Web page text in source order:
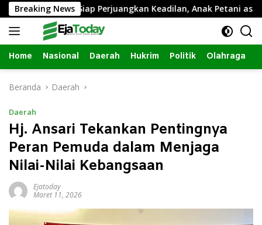
Langsung
ke
konten
Breaking News
Inagatha Siap Perjuangkan Keadilan, Anak Petani asal
Home Nasional Daerah Hukrim Politik Olahraga
Beranda Daerah
Daerah
Hj. Ansari Tekankan Pentingnya
Peran Pemuda dalam Menjaga
Nilai-Nilai Kebangsaan
Ejatoday
Maret 11, 2026